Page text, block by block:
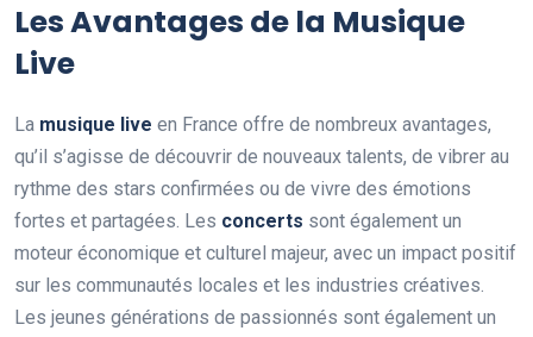
Les Avantages de la Musique
Live
La musique live en France offre de nombreux avantages,
qu’il s’agisse de découvrir de nouveaux talents, de vibrer au
rythme des stars confirmées ou de vivre des émotions
fortes et partagées. Les concerts sont également un
moteur économique et culturel majeur, avec un impact positif
sur les communautés locales et les industries créatives.
Les jeunes générations de passionnés sont également un